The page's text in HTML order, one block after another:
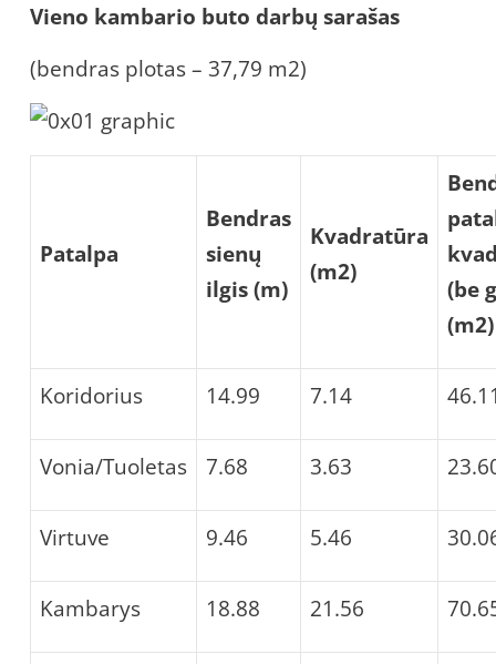
Vieno kambario buto darbų sarašas
(bendras plotas – 37,79 m2)
Patalpa
Bendras
sienų
ilgis (m)
Kvadratūra
(m2)
(be
(m2)
Koridorius 14.99 7.14
Vonia/Tuoletas 7.68 3.63
Virtuve 9.46 5.46
Kambarys 18.88 21.56